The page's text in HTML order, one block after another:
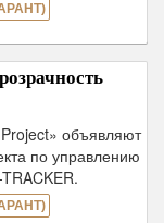
объявляют
по управлению